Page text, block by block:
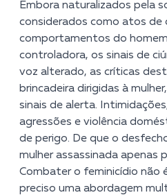
Embora naturalizados pela
considerados como atos de
comportamentos do
controladora, os sinais de
voz alterado, as críticas
brincadeira dirigidas à
sinais de alerta.
agressões e violência
de perigo. De que o
mulher assassinada apenas
Combater o feminicídio não
preciso uma abordagem